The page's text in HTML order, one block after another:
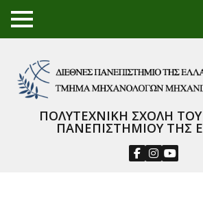
TO
GGL
NU
ΠΟΛΥΤΕΧΝΙΚΗ ΣΧΟΛΗ
ΠΑΝΕΠΙΣΤΗΜΙΟΥ ΤΗΣ